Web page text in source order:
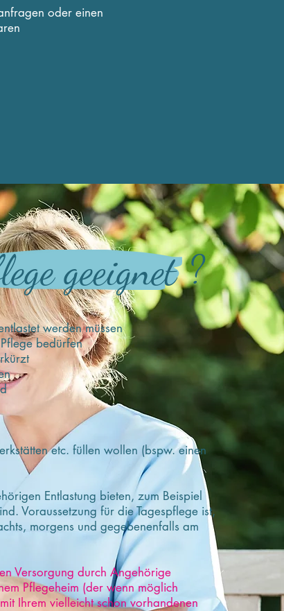
oder einen
geeignet ?
werden müssen
bedürfen
etc. füllen wollen (bspw. einen
Entlastung bieten, zum Beispiel
Voraussetzung für die Tagespflege ist,
morgens und gegebenenfalls am
Versorgung durch Angehörige
Pflegeheim (der wenn möglich
Ihrem vielleicht schon vorhandenen